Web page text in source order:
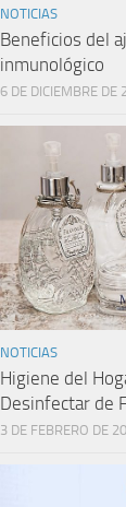
NOTICIAS
Beneficios del
inmunológico
6 DE DICIEMBRE DE
NOTICIAS
Higiene del
Desinfectar de
3 DE FEBRERO DE